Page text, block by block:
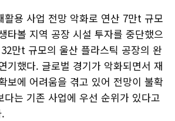
활용 사업 전망 악화로 연산 7만t 규모
타볼 지역 공장 시설 투자를 중단했으
만t 규모의 울산 플라스틱 공장의 완
기했다. 글로벌 경기가 악화되면서 재
보에 어려움을 겪고 있어 전망이 불확
다는 기존 사업에 우선 순위가 있다고